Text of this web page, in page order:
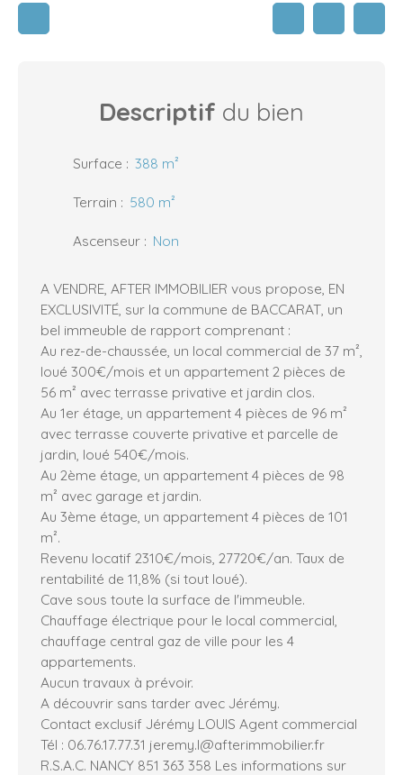
Descriptif du bien
Surface : 388 m²
Terrain : 580 m²
Ascenseur : Non
A VENDRE, AFTER IMMOBILIER vous propose, EN
EXCLUSIVITÉ, sur la commune de BACCARAT, un
bel immeuble de rapport comprenant :
Au rez-de-chaussée, un local commercial de 37 m²,
loué 300€/mois et un appartement 2 pièces de
56 m² avec terrasse privative et jardin clos.
Au 1er étage, un appartement 4 pièces de 96 m²
avec terrasse couverte privative et parcelle de
jardin, loué 540€/mois.
Au 2ème étage, un appartement 4 pièces de 98
m² avec garage et jardin.
Au 3ème étage, un appartement 4 pièces de 101
m².
Revenu locatif 2310€/mois, 27720€/an. Taux de
rentabilité de 11,8% (si tout loué).
Cave sous toute la surface de l'immeuble.
Chauffage électrique pour le local commercial,
chauffage central gaz de ville pour les 4
appartements.
Aucun travaux à prévoir.
A découvrir sans tarder avec Jérémy.
Contact exclusif Jérémy LOUIS Agent commercial
Tél : 06.76.17.77.31 jeremy.l@afterimmobilier.fr
R.S.A.C. NANCY 851 363 358 Les informations sur